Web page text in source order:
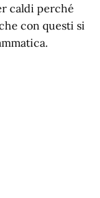
caldi perché
con questi si